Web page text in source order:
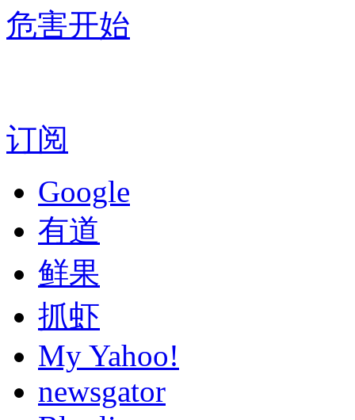
危害开始
订阅
Google
有道
鲜果
抓虾
My Yahoo!
newsgator